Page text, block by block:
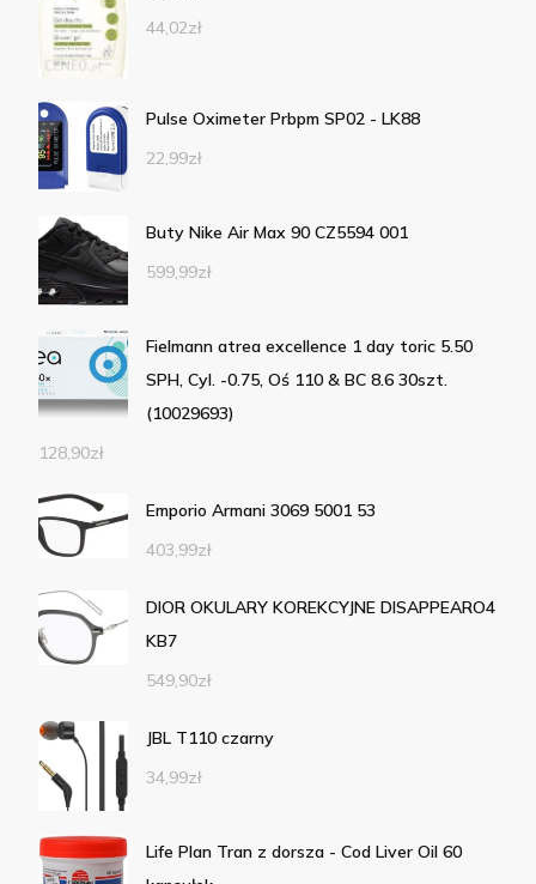
44,02zł
Pulse Oximeter Prbpm SP02 - LK88
22,99zł
Buty Nike Air Max 90 CZ5594 001
599,99zł
Fielmann atrea excellence 1 day toric 5.50
SPH, Cyl. -0.75, Oś 110 & BC 8.6 30szt.
(10029693)
128,90zł
Emporio Armani 3069 5001 53
403,99zł
DIOR OKULARY KOREKCYJNE DISAPPEARO4
KB7
549,90zł
JBL T110 czarny
34,99zł
Life Plan Tran z dorsza - Cod Liver Oil 60